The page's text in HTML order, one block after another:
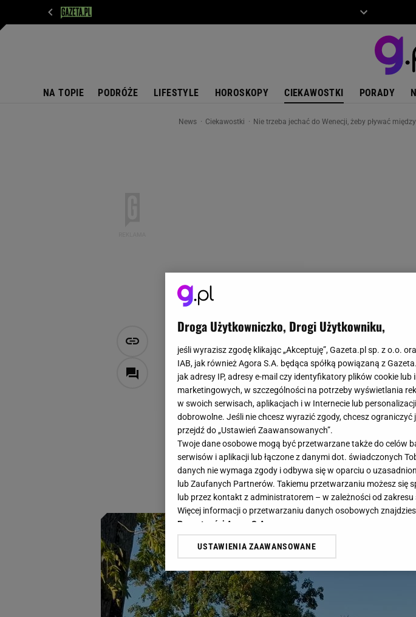
NA TOPIE PODRÓŻE LIFESTYLE HOROSKOPY CIEKAWOSTKI PORADY
News Ciekawostki Nie trzeba jechać do Wenecji, żeby pływać
Nie trzeba jechać do Wenecji,
To miejsce zaskakuje
Zuzanna Karczmarczyk
3 czerwca 2026, 16:53
Są miejsca, które od razu wybijają z
zamiast szerokich ulic są kanały, a do wielu
wygląda tak, jakby ktoś wymyślił je dla filmu, a
scenografia.
Droga Użytkowniczko, Drogi Użytkowniku,
jeśli wyrazisz zgodę klikając „Akceptuję”, Gazeta.pl sp. z o.o.
IAB, jak również Agora S.A. będąca spółką powiązaną z
jak adresy IP, adresy e-mail czy identyfikatory plików cookie
marketingowych, w szczególności na potrzeby wyświetlania
w swoich serwisach, aplikacjach i w Internecie lub
dobrowolne. Jeśli nie chcesz wyrazić zgody, chcesz
przejdź do „Ustawień Zaawansowanych”.
Twoje dane osobowe mogą być przetwarzane także do celów
serwisów i aplikacji lub łączone z danymi dot. świadczonych
danych nie wymaga zgody i odbywa się w oparciu o
lub Zaufanych Partnerów. Takiemu przetwarzaniu możesz się
lub przez kontakt z administratorem – w zależności od
Więcej informacji o przetwarzaniu danych osobowych
Prywatności Agora S.A.
Klikając „Akceptuję” wyrażasz też zgodę na zainstalowanie i
dotyczące plików cookie, wywołując narzędzie do
odnośnik „Ustawienia prywatności ” w stopce serwisu i
plików cookie możliwa jest także za pomocą ustawień
USTAWIENIA ZAAWANSOWANE